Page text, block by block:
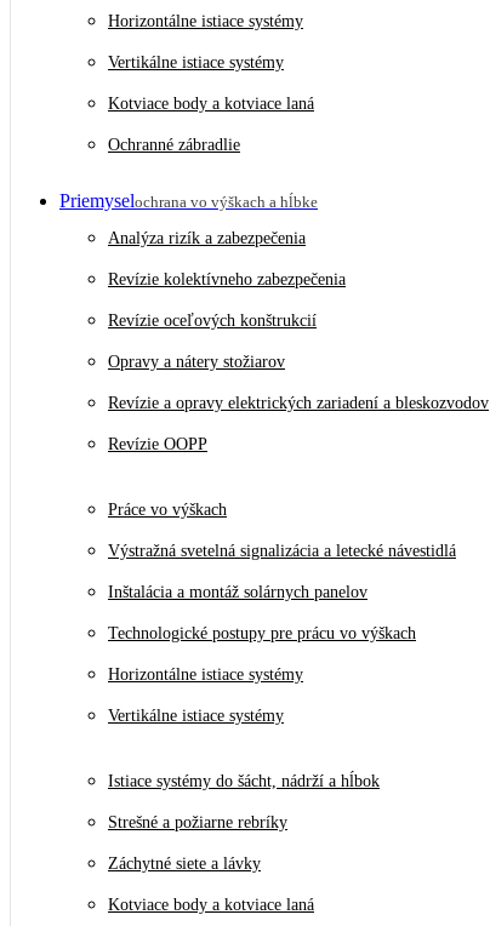
Horizontálne istiace systémy
Vertikálne istiace systémy
Kotviace body a kotviace laná
Ochranné zábradlie
Priemyselochrana vo výškach a hĺbke
Analýza rizík a zabezpečenia
Revízie kolektívneho zabezpečenia
Revízie oceľových konštrukcií
Opravy a nátery stožiarov
Revízie a opravy elektrických zariadení a bleskozvodov
Revízie OOPP
Práce vo výškach
Výstražná svetelná signalizácia a letecké návestidlá
Inštalácia a montáž solárnych panelov
Technologické postupy pre prácu vo výškach
Horizontálne istiace systémy
Vertikálne istiace systémy
Istiace systémy do šácht, nádrží a hĺbok
Strešné a požiarne rebríky
Záchytné siete a lávky
Kotviace body a kotviace laná